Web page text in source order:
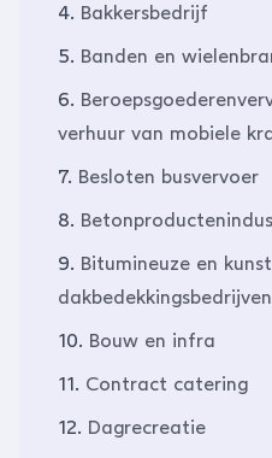
4. Bakkersbedrijf
5. Banden en
6.
verhuur van mobiele
7. Besloten busvervoer
8.
9. Bitumineuze en
10. Bouw en infra
11. Contract catering
12. Dagrecreatie